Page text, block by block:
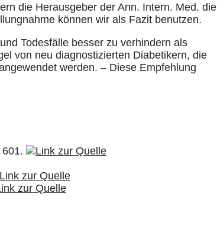
die Herausgeber der Ann. Intern. Med. die
können wir als Fazit benutzen.
Todesfälle besser zu verhindern als
von neu diagnostizierten Diabetikern, die
werden. – Diese Empfehlung
601.